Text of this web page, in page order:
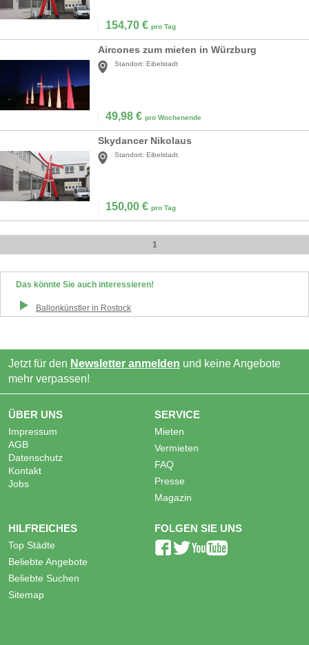
154,70 € pro Tag
Aircones zum mieten in Würzburg
Standort: Eibelstadt
49,98 € pro Wochenende
Skydancer Nikolaus
Standort: Eibelstadt
150,00 € pro Tag
1
Das könnte Sie auch interessieren!
Ballonkünstler in Rostock
Jetzt für den Newsletter anmelden und keine Angebote
mehr verpassen!
ÜBER UNS
Impressum
AGB
Datenschutz
Kontakt
Jobs
SERVICE
Mieten
Vermieten
FAQ
Presse
Magazin
HILFREICHES
Top Städte
Beliebte Angebote
Beliebte Suchen
Sitemap
FOLGEN SIE UNS